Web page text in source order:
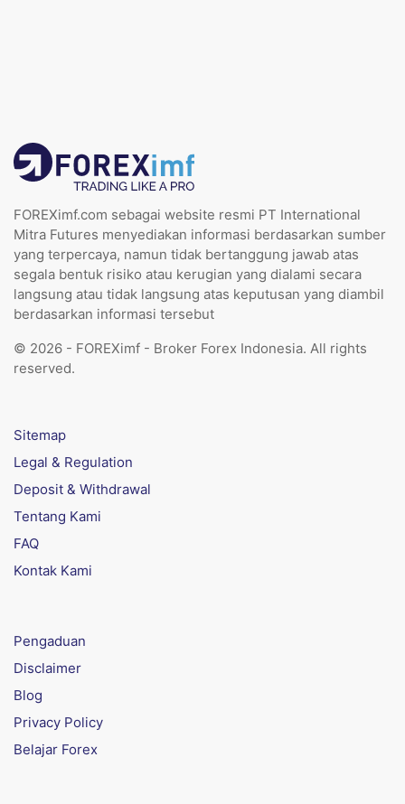
FOREXimf.com sebagai website resmi PT International
Mitra Futures menyediakan informasi berdasarkan sumber
yang terpercaya, namun tidak bertanggung jawab atas
segala bentuk risiko atau kerugian yang dialami secara
langsung atau tidak langsung atas keputusan yang diambil
berdasarkan informasi tersebut
© 2026 - FOREXimf - Broker Forex Indonesia. All rights
reserved.
Sitemap
Legal & Regulation
Deposit & Withdrawal
Tentang Kami
FAQ
Kontak Kami
Pengaduan
Disclaimer
Blog
Privacy Policy
Belajar Forex